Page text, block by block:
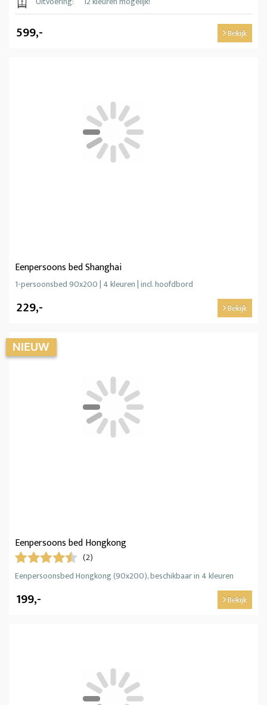
599,- Bekijk
Eenpersoons bed Shanghai
1-persoonsbed 90x200 | 4 kleuren | incl. hoofdbord
229,- Bekijk
Eenpersoons bed Hongkong
(2)
Eenpersoonsbed Hongkong (90x200), beschikbaar in 4 kleuren
199,- Bekijk